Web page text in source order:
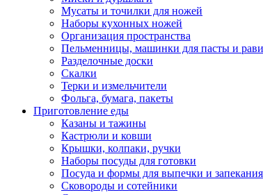
Мусаты и точилки для ножей
Наборы кухонных ножей
Организация пространства
Пельменницы, машинки для пасты и
Разделочные доски
Скалки
Терки и измельчители
Фольга, бумага, пакеты
Приготовление еды
Казаны и тажины
Кастрюли и ковши
Крышки, колпаки, ручки
Наборы посуды для готовки
Посуда и формы для выпечки и запекания
Сковороды и сотейники